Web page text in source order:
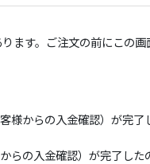
す。ご注文の前にこの画
からの入金確認）が完了
の入金確認）が完了し